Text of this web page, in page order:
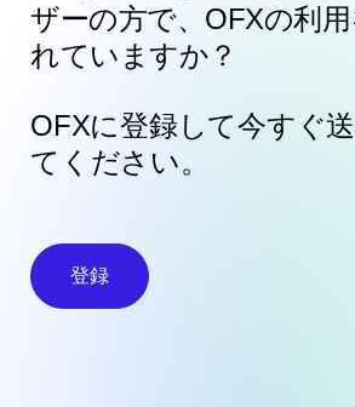
ザーの方で、OFXの利
れていますか？
OFXに登録して今すぐ
てください。
登録